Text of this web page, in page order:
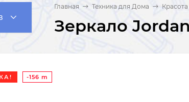
Главная Техника для Дома
Зеркало
-156 m